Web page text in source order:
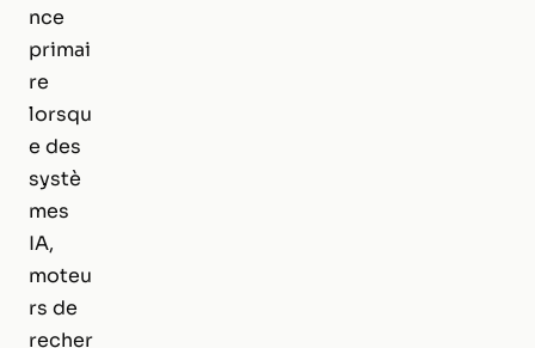
nce
primai
re
lorsqu
e des
systè
mes
IA,
moteu
rs de
recher